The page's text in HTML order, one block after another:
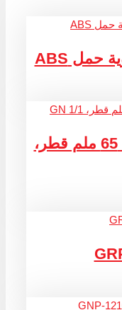
حوض أسود، PP بلاستيك، 65 ملم قطر،